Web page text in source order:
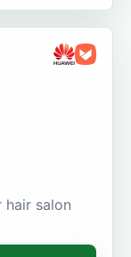
hair salon